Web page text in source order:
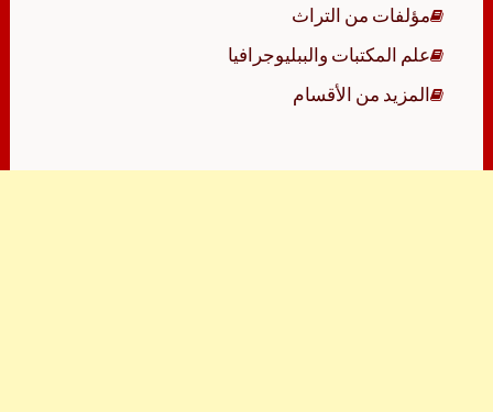
مؤلفات من التراث
علم المكتبات والببليوجرافيا
المزيد من الأقسام